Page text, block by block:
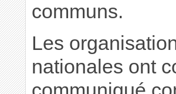
communs.
Les
nationales ont